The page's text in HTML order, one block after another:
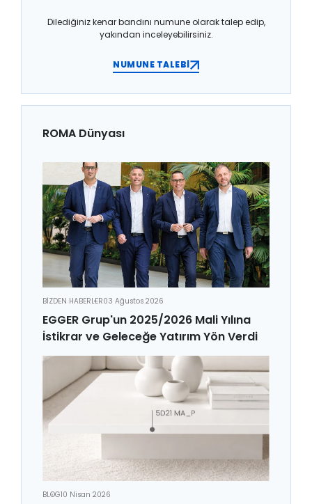
Dilediğiniz kenar bandını numune olarak talep edip,
yakından inceleyebilirsiniz.
NUMUNE TALEBİ
ROMA Dünyası
BİZDEN HABERLER03 Ağustos 2026
EGGER Grup'un 2025/2026 Mali Yılına
İstikrar ve Geleceğe Yatırım Yön Verdi
BLOG10 Nisan 2026